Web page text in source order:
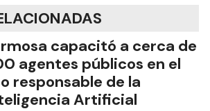
capacitó a cerca de
agentes públicos en el
responsable de la
Artificial